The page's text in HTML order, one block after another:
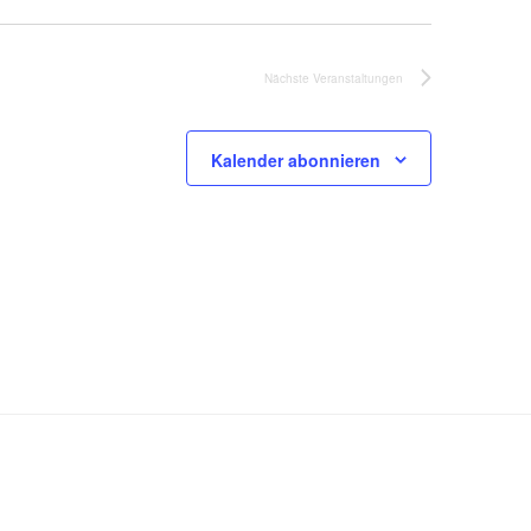
Nächste Veranstaltungen
Kalender abonnieren